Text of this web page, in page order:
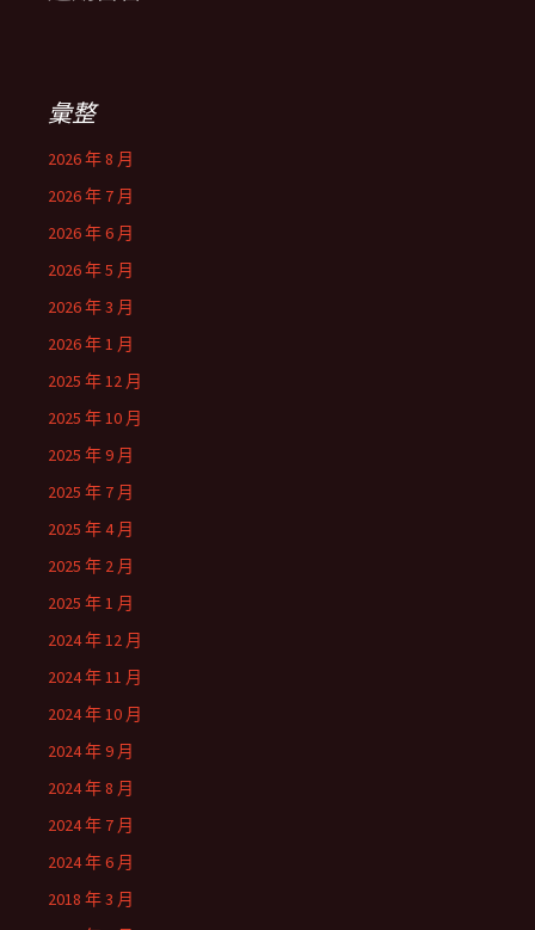
彙整
2026 年 8 月
2026 年 7 月
2026 年 6 月
2026 年 5 月
2026 年 3 月
2026 年 1 月
2025 年 12 月
2025 年 10 月
2025 年 9 月
2025 年 7 月
2025 年 4 月
2025 年 2 月
2025 年 1 月
2024 年 12 月
2024 年 11 月
2024 年 10 月
2024 年 9 月
2024 年 8 月
2024 年 7 月
2024 年 6 月
2018 年 3 月